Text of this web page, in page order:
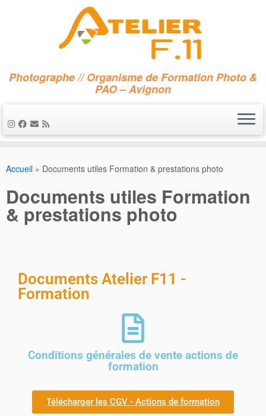
Photographe // Organisme de Formation Photo &
PAO – Avignon
Accueil » Documents utiles Formation & prestations photo
Documents utiles Formation
& prestations photo
Documents Atelier F11 -
Formation
Conditions générales de vente actions de
formation
Télécharger les CGV - Actions de formation